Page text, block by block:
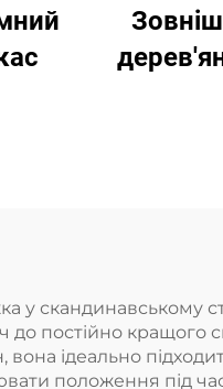
у скандинавському
постійно кращого
ідеально
положення під